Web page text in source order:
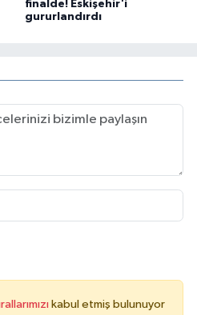
finalde! Eskişehir'i
gururlandırdı
kabul etmiş bulunuyor